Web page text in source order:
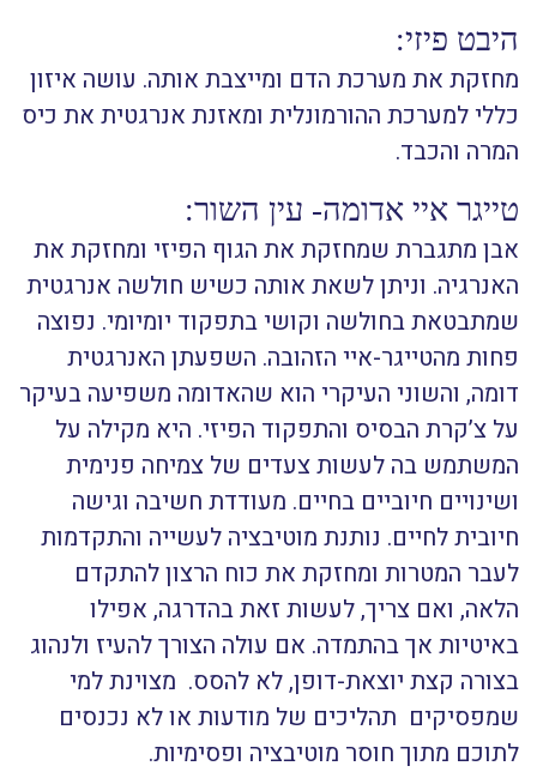
היבט פיזי:
מחזקת את מערכת הדם ומייצבת אותה. עושה איזון
כללי למערכת ההורמונלית ומאזנת אנרגטית את כיס
המרה והכבד.
טייגר איי אדומה- עין השור:
אבן מתגברת שמחזקת את הגוף הפיזי ומחזקת את
האנרגיה. וניתן לשאת אותה כשיש חולשה אנרגטית
שמתבטאת בחולשה וקושי בתפקוד יומיומי. נפוצה
פחות מהטייגר-איי הזהובה. השפעתן האנרגטית
דומה, והשוני העיקרי הוא שהאדומה משפיעה בעיקר
על צ’קרת הבסיס והתפקוד הפיזי. היא מקילה על
המשתמש בה לעשות צעדים של צמיחה פנימית
ושינויים חיוביים בחיים. מעודדת חשיבה וגישה
חיובית לחיים. נותנת מוטיבציה לעשייה והתקדמות
לעבר המטרות ומחזקת את כוח הרצון להתקדם
הלאה, ואם צריך, לעשות זאת בהדרגה, אפילו
באיטיות אך בהתמדה. אם עולה הצורך להעיז ולנהוג
בצורה קצת יוצאת-דופן, לא להסס. מצוינת למי
שמפסיקים תהליכים של מודעות או לא נכנסים
לתוכם מתוך חוסר מוטיבציה ופסימיות.